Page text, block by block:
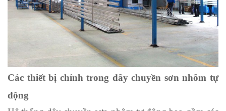
Các thiết bị chính trong dây chuyền sơn nhôm tự
động